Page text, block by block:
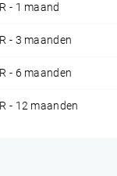
- 1 maand
- 3 maanden
- 6 maanden
- 12 maanden